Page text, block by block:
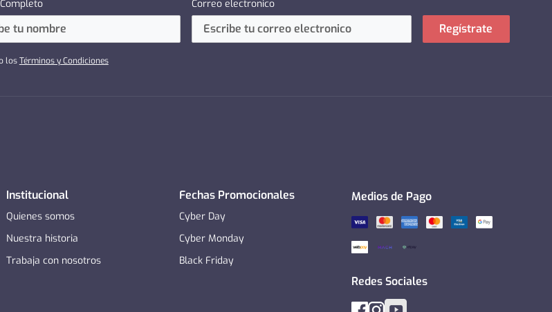
Correo electronico
losTérminos y Condiciones
Regístrate
Institucional
Quienes somos
Nuestra historia
Trabaja con nosotros
Fechas Promocionales
Cyber Day
Cyber Monday
Black Friday
Medios de Pago
Redes Sociales